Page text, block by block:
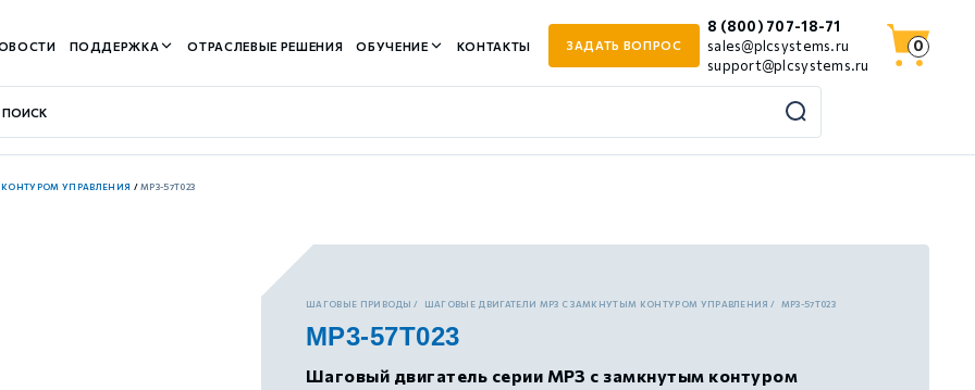
ПОДДЕРЖКА ОТРАСЛЕВЫЕ РЕШЕНИЯ ОБУЧЕНИЕ КОНТАКТЫ ЗАДАТЬ ВОПРОС
8 (800) 707-18-71
sales@plcsystems.ru
support@plcsystems.ru
0
УПРАВЛЕНИЯ /MP3-57T023
ШАГОВЫЕ ПРИВОДЫ ШАГОВЫЕ ДВИГАТЕЛИ MP3 С ЗАМКНУТЫМ КОНТУРОМ УПРАВЛЕНИЯ MP3-57T023
MP3-57T023
Шаговый двигатель серии MP3 с замкнутым контуром